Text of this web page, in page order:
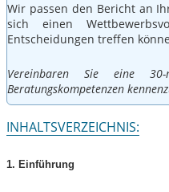
Wir passen den Bericht an
sich einen
Entscheidungen treffen
Vereinbaren Sie eine
Beratungskompetenzen
INHALTSVERZEICHNIS:
1. Einführung